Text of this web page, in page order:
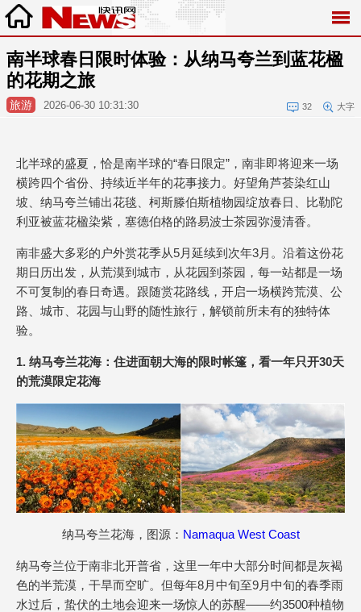
南半球春日限时体验：从纳马夸兰到蓝花楹
的花期之旅
旅游 2026-06-30 10:31:30 32 大字
北半球的盛夏，恰是南半球的“春日限定”，南非即将迎来一场
横跨四个省份、持续近半年的花事接力。好望角芦荟染红山
坡、纳马夸兰铺出花毯、柯斯滕伯斯植物园绽放春日、比勒陀
利亚被蓝花楹染紫，塞德伯格的路易波士茶园弥漫清香。
南非盛大多彩的户外赏花季从5月延续到次年3月。沿着这份花
期日历出发，从荒漠到城市，从花园到茶园，每一站都是一场
不可复制的春日奇遇。跟随赏花路线，开启一场横跨荒漠、公
路、城市、花园与山野的随性旅行，解锁前所未有的独特体
验。
1. 纳马夸兰花海：住进面朝大海的限时帐篷，看一年只开30天
的荒漠限定花海
纳马夸兰花海，图源： Namaqua West Coast
纳马夸兰位于南非北开普省，这里一年中大部分时间都是灰褐
色的半荒漠，干旱而空旷。但每年8月中旬至9月中旬的春季雨
水过后，蛰伏的土地会迎来一场惊人的苏醒——约3500种植物